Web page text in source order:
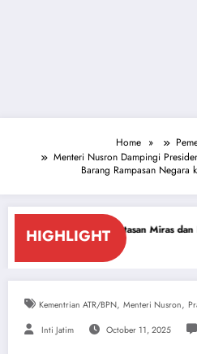
Home
Menteri Nusron Dampingi
Barang Rampasan Negara
HIGHLIGHT
Miras dan Pekat Kabupaten
Kementrian ATR/BPN, Menteri Nusron,
Inti Jatim October 11, 2025